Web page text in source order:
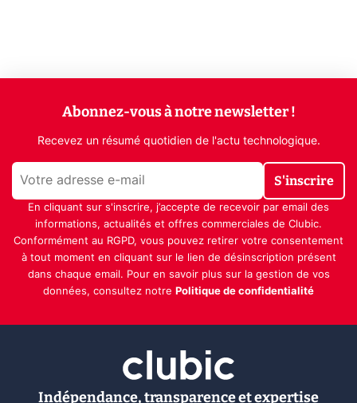
Abonnez-vous à notre newsletter !
Recevez un résumé quotidien de l'actu technologique.
S'inscrire
En cliquant sur s'inscrire, j’accepte de recevoir par email des
informations, actualités et offres commerciales de Clubic.
Conformément au RGPD, vous pouvez retirer votre consentement
à tout moment en cliquant sur le lien de désinscription présent
dans chaque email. Pour en savoir plus sur la gestion de vos
données, consultez notre Politique de confidentialité
Indépendance, transparence et expertise